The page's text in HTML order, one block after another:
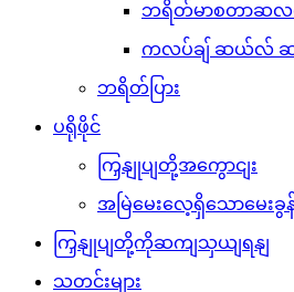
ဘရိတ်မာစတာဆလင်
ကလပ်ချ် ဆယ်လ် ဆ
ဘရိတ်ပြား
ပရိုဖိုင်
ကြှနျုပျတို့အကွောငျး
အမြဲမေးလေ့ရှိသောမေးခွန်း
ကြှနျုပျတို့ကိုဆကျသှယျရနျ
သတင်းများ